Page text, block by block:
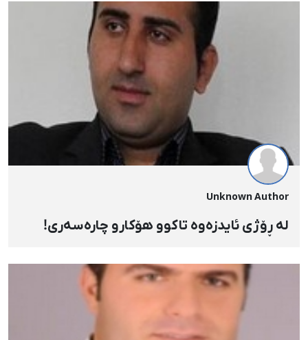
Unknown Author
لە ڕۆژی ئایدزەوە تاکوو هۆکارو چارەسەری!